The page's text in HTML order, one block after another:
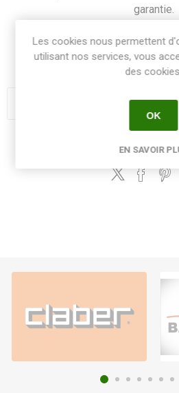
garantie.
SKU:
GTIN:
Share:
Les cookies nous permettent
utilisant nos services, vous
des
OK
EN SAVOIR